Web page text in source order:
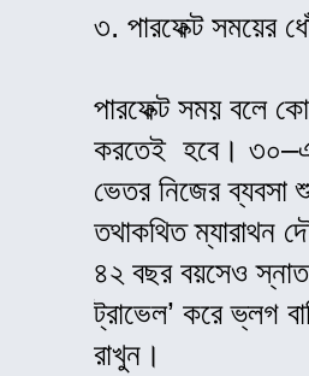
৩. পারফেক্ট সময়ের
পারফেক্ট সময় বলে
করতেই হবে।
ভেতর নিজের
তথাকথিত ম্যারাথন
৪২ বছর বয়সেও
ট্রাভেল’ করে ভ্লগ
রাখুন।